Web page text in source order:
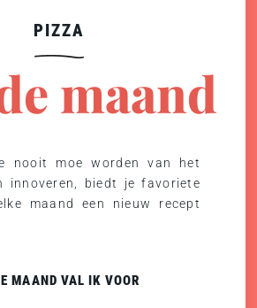
PIZZA
maand
nooit moe worden van het
innoveren, biedt je favoriete
maand een nieuw recept
MAAND VAL IK VOOR